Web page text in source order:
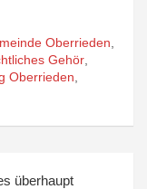
Oberrieden
Gehör
Oberrieden
überhaupt